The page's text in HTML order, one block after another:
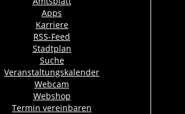
Apps
Karriere
RSS-Feed
Stadtplan
Suche
Veranstaltungskalender
Webcam
Webshop
Termin vereinbaren